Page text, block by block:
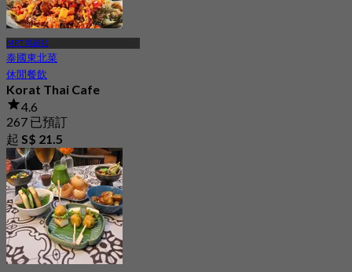
MRT 烏節站
泰國東北菜
休閒餐飲
Korat Thai Cafe
4.6
267 已預訂
起 S$ 21.5